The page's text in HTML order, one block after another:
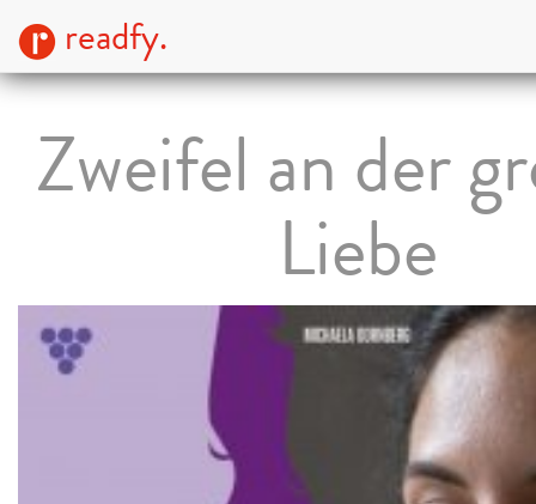
readfy.
Zweifel an der
Liebe